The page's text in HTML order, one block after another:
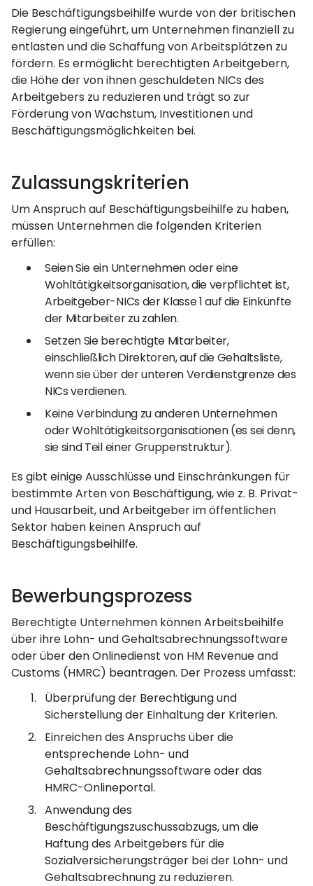
Die Beschäftigungsbeihilfe wurde von der britischen
Regierung eingeführt, um Unternehmen finanziell zu
entlasten und die Schaffung von Arbeitsplätzen zu
fördern. Es ermöglicht berechtigten Arbeitgebern,
die Höhe der von ihnen geschuldeten NICs des
Arbeitgebers zu reduzieren und trägt so zur
Förderung von Wachstum, Investitionen und
Beschäftigungsmöglichkeiten bei.
Zulassungskriterien
Um Anspruch auf Beschäftigungsbeihilfe zu haben,
müssen Unternehmen die folgenden Kriterien
erfüllen:
Seien Sie ein Unternehmen oder eine
Wohltätigkeitsorganisation, die verpflichtet ist,
Arbeitgeber-NICs der Klasse 1 auf die Einkünfte
der Mitarbeiter zu zahlen.
Setzen Sie berechtigte Mitarbeiter,
einschließlich Direktoren, auf die Gehaltsliste,
wenn sie über der unteren Verdienstgrenze des
NICs verdienen.
Keine Verbindung zu anderen Unternehmen
oder Wohltätigkeitsorganisationen (es sei denn,
sie sind Teil einer Gruppenstruktur).
Es gibt einige Ausschlüsse und Einschränkungen für
bestimmte Arten von Beschäftigung, wie z. B. Privat-
und Hausarbeit, und Arbeitgeber im öffentlichen
Sektor haben keinen Anspruch auf
Beschäftigungsbeihilfe.
Bewerbungsprozess
Berechtigte Unternehmen können Arbeitsbeihilfe
über ihre Lohn- und Gehaltsabrechnungssoftware
oder über den Onlinedienst von HM Revenue and
Customs (HMRC) beantragen. Der Prozess umfasst:
Überprüfung der Berechtigung und
Sicherstellung der Einhaltung der Kriterien.
Einreichen des Anspruchs über die
entsprechende Lohn- und
Gehaltsabrechnungssoftware oder das
HMRC-Onlineportal.
Anwendung des
Beschäftigungszuschussabzugs, um die
Haftung des Arbeitgebers für die
Sozialversicherungsträger bei der Lohn- und
Gehaltsabrechnung zu reduzieren.